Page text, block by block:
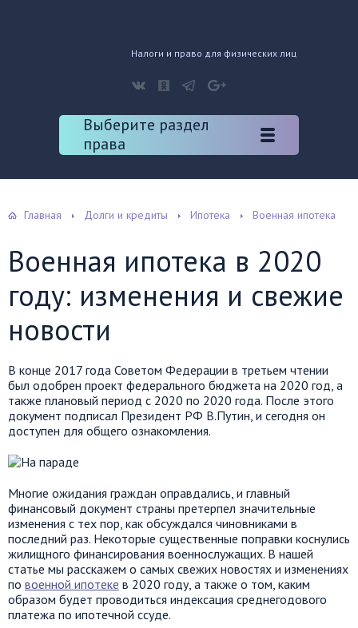
Налоги и право для физических лиц
Выберите раздел
права
Главная Долги и кредиты Ипотека Военная ипотека
Военная ипотека в 2020
году: изменения и свежие
новости
В конце 2017 года Советом Федерации в третьем чтении
был одобрен проект федерального бюджета на 2020 год, а
также плановый период с 2020 по 2020 года. После этого
документ подписал Президент РФ В.Путин, и сегодня он
доступен для общего ознакомления.
Многие ожидания граждан оправдались, и главный
финансовый документ страны претерпел значительные
изменения с тех пор, как обсуждался чиновниками в
последний раз. Некоторые существенные поправки коснулись
жилищного финансирования военнослужащих. В нашей
статье мы расскажем о самых свежих новостях и изменениях
по военной ипотеке в 2020 году, а также о том, каким
образом будет проводиться индексация среднегодового
платежа по ипотечной ссуде.